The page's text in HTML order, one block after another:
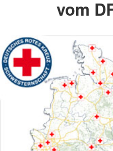
vom